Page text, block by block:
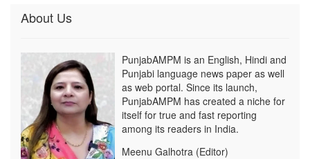
About Us
PunjabAMPM is an English, Hindi and
Punjabi language news paper as well
as web portal. Since its launch,
PunjabAMPM has created a niche for
itself for true and fast reporting
among its readers in India.
Meenu Galhotra (Editor)